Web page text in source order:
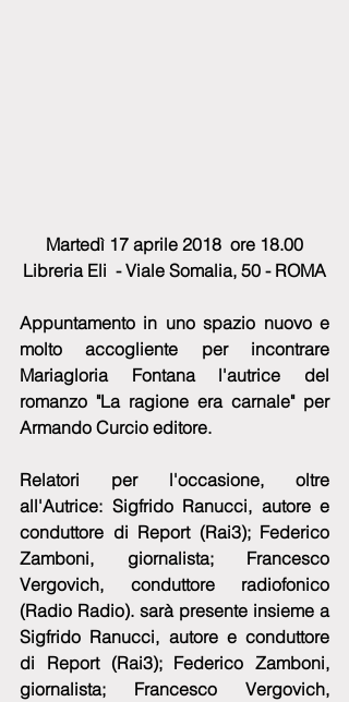
Martedì 17 aprile 2018  ore 18.00
Libreria Eli  - Viale Somalia, 50 - ROMA
Appuntamento in uno spazio nuovo e
molto accogliente per incontrare
Mariagloria Fontana l'autrice del
romanzo "La ragione era carnale" per
Armando Curcio editore.
Relatori per l'occasione, oltre
all'Autrice: Sigfrido Ranucci, autore e
conduttore di Report (Rai3); Federico
Zamboni, giornalista; Francesco
Vergovich, conduttore radiofonico
(Radio Radio). sarà presente insieme a
Sigfrido Ranucci, autore e conduttore
di Report (Rai3); Federico Zamboni,
giornalista; Francesco Vergovich,